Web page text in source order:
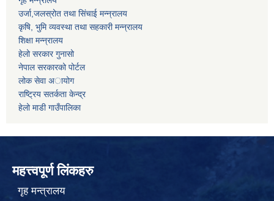
उर्जा,जलस्रोत तथा सिंचाई मन्न्रालय
कृषि, भुमि व्यवस्था तथा सहकारी मन्न्रालय
शिक्षा मन्न्रालय
हेलो सरकार गुनासो
नेपाल सरकारको पोर्टल
लोक सेवा अायोग
राष्ट्रिय सतर्कता केन्द्र
हेलो माडी गाउँपालिका
महत्त्वपूर्ण लिंकहरु
गृह मन्त्रालय